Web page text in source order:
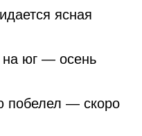
ясная
на юг — осень
побелел — скоро